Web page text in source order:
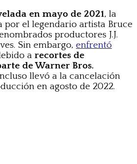
en mayo de 2021, la
por el legendario artista Bruce
productores J.J.
Sin embargo, enfrentó
a recortes de
de Warner Bros.
llevó a la cancelación
en agosto de 2022.